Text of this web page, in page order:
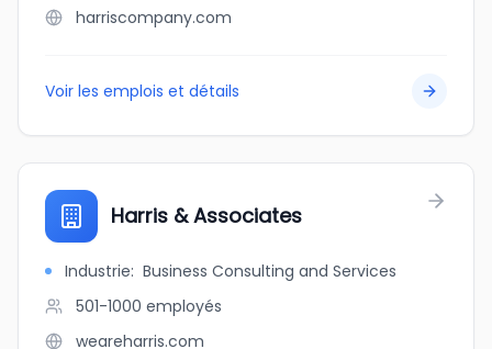
harriscompany.com
Voir les emplois et détails
Harris & Associates
Industrie: Business Consulting and Services
501-1000 employés
weareharris.com